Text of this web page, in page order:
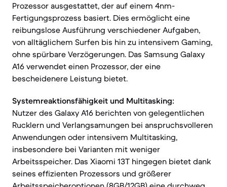
Prozessor ausgestattet, der auf einem 4nm-
Fertigungsprozess basiert. Dies ermöglicht eine
reibungslose Ausführung verschiedener Aufgaben,
von alltäglichem Surfen bis hin zu intensivem Gaming,
ohne spürbare Verzögerungen. Das Samsung Galaxy
A16 verwendet einen Prozessor, der eine
bescheidenere Leistung bietet.
Systemreaktionsfähigkeit und Multitasking:
Nutzer des Galaxy A16 berichten von gelegentlichen
Rucklern und Verlangsamungen bei anspruchsvolleren
Anwendungen oder intensivem Multitasking,
insbesondere bei Varianten mit weniger
Arbeitsspeicher. Das Xiaomi 13T hingegen bietet dank
seines effizienten Prozessors und größerer